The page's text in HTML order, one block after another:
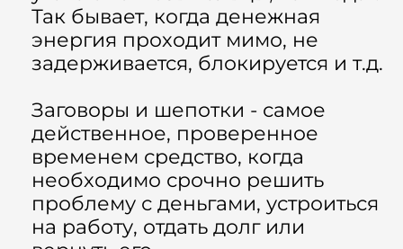
Так бывает, когда денежная
энергия проходит мимо, не
задерживается, блокируется и т.д.
Заговоры и шепотки - самое
действенное, проверенное
временем средство, когда
необходимо срочно решить
проблему с деньгами, устроиться
на работу, отдать долг или